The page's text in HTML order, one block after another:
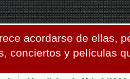
acordarse de ellas,
conciertos y películas